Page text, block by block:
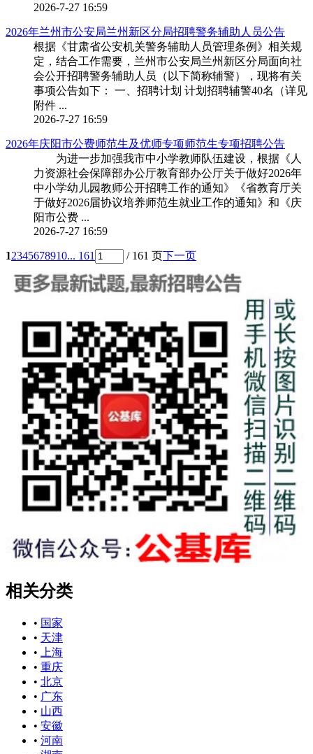
2026-7-27 16:59
2026年兰州市公安局兰州新区分局招聘警务辅助人员公告
根据《甘肃省公安机关警务辅助人员管理条例》相关规
定，结合工作需要，兰州市公安局兰州新区分局面向社
会公开招聘警务辅助人员（以下简称辅警），现将有关
事项公告如下： 一、招聘计划 计划招聘辅警40名（详见
附件 ...
2026-7-27 16:59
2026年庆阳市公费师范生及优师专项师范生专项招聘公告
为进一步加强我市中小学教师队伍建设，根据《人
力资源社会保障部办公厅教育部办公厅关于做好2026年
中小学幼儿园教师公开招聘工作的通知》《省教育厅关
于做好2026届协议培养师范生就业工作的通知》和《庆
阳市公费 ...
2026-7-27 16:59
12345678910... 161 / 161 页下一页
相关分类
• 国家
• 天津
•
上海
• 重庆
• 北京
• 广东
• 山西
• 安徽
• 河南